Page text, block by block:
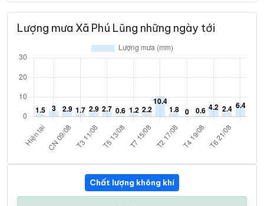
Lượng mưa Xã Phú Lũng những ngày tới
Chất lượng không khí